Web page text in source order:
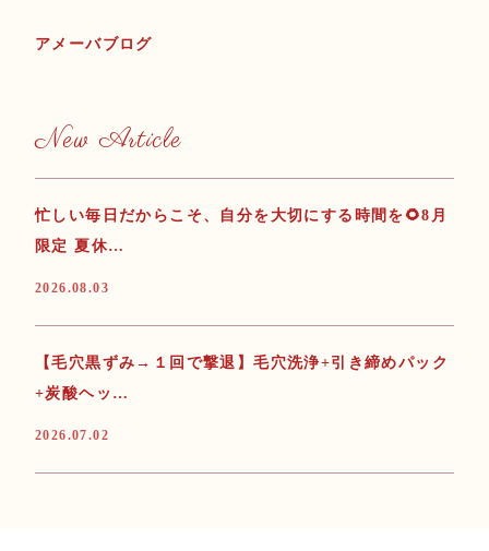
アメーバブログ
New Article
忙しい毎日だからこそ、自分を大切にする時間を🌻8月
限定 夏休…
2026.08.03
【毛穴黒ずみ→１回で撃退】毛穴洗浄+引き締めパック
+炭酸ヘッ…
2026.07.02